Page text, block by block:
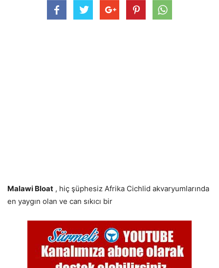
Malawi Bloat , hiç şüphesiz Afrika Cichlid akvaryumlarında
en yaygın olan ve can sıkıcı bir